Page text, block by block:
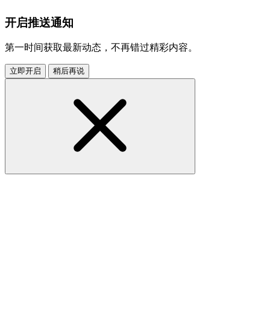
开启推送通知
第一时间获取最新动态，不再错过精彩内容。
立即开启 稍后再说